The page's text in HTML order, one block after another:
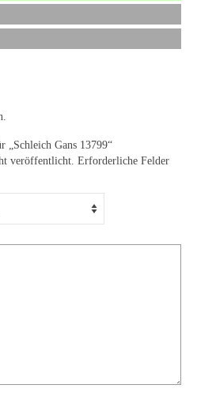
„Schleich Gans 13799“
veröffentlicht. Erforderliche Felder